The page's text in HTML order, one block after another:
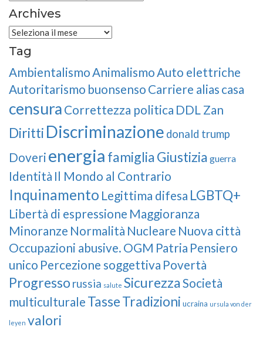
Archives
Archives
Tag
AmbientalismoAnimalismoAuto elettriche
Autoritarismo buonsenso Carriere alias casa
censura Correttezza politica DDL Zan
Diritti Discriminazione donald trump
Doveri energia famiglia Giustizia guerra
Identità Il Mondo al Contrario
Inquinamento Legittima difesa LGBTQ+
Libertà di espressione Maggioranza
Minoranze Normalità Nucleare Nuova città
Occupazioni abusive. OGM Patria Pensiero
unico Percezione soggettiva Povertà
Progresso russia salute Sicurezza Società
multiculturale TasseTradizioni ucraina ursula von der
leyen valori